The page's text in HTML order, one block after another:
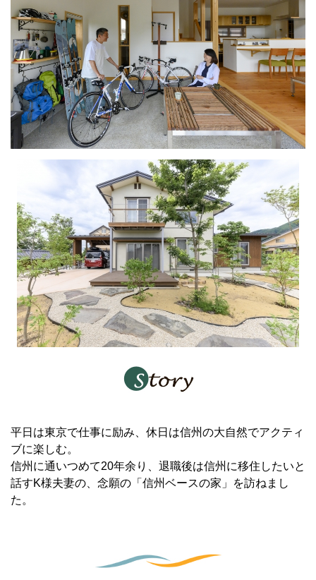
平日は東京で仕事に励み、休日は信州の大自然でアクティ
ブに楽しむ。
信州に通いつめて20年余り、退職後は信州に移住したいと
話すK様夫妻の、念願の「信州ベースの家」を訪ねまし
た。